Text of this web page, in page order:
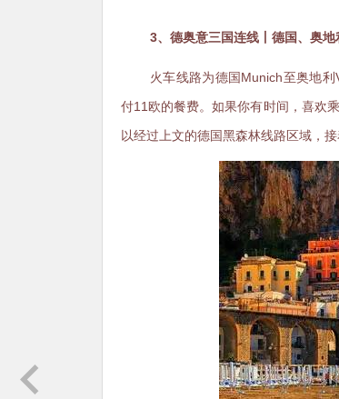
3、德奥意三国连线丨德国、奥
火车线路为德国Munich至奥地
付11欧的餐费。如果你有时间，喜欢
以经过上文的德国黑森林线路区域，